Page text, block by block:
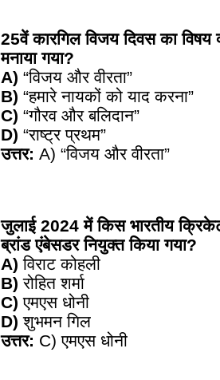
25वें कारगिल विजय दिवस का
मनाया गया?
A) “विजय और वीरता”
B) “हमारे नायकों को याद करना”
C) “गौरव और बलिदान”
D) “राष्ट्र प्रथम”
उत्तर: A) “विजय और वीरता”
जुलाई 2024 में किस भारतीय
ब्रांड एंबेसडर नियुक्त किया गया?
A) विराट कोहली
B) रोहित शर्मा
C) एमएस धोनी
D) शुभमन गिल
उत्तर: C) एमएस धोनी